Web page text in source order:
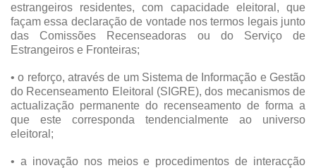
estrangeiros residentes, com capacidade eleitoral, que
façam essa declaração de vontade nos termos legais junto
das Comissões Recenseadoras ou do Serviço de
Estrangeiros e Fronteiras;
• o reforço, através de um Sistema de Informação e Gestão
do Recenseamento Eleitoral (SIGRE), dos mecanismos de
actualização permanente do recenseamento de forma a
que este corresponda tendencialmente ao universo
eleitoral;
• a inovação nos meios e procedimentos de interacção